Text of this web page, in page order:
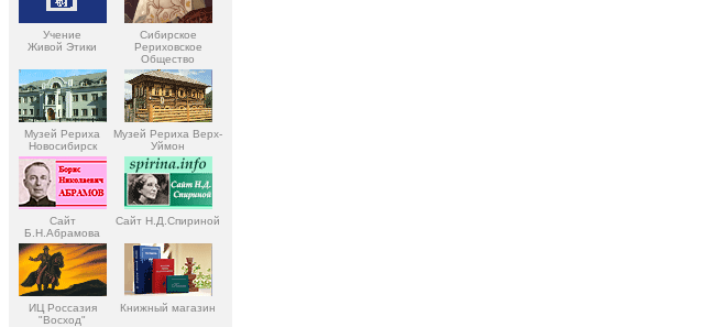
Учение
Живой Этики
Сибирское
Рериховское
Общество
Музей Рериха
Новосибирск
Музей Рериха Верх-
Уймон
Сайт
Б.Н.Абрамова
Сайт Н.Д.Спириной
ИЦ Россазия
"Восход"
Книжный магазин